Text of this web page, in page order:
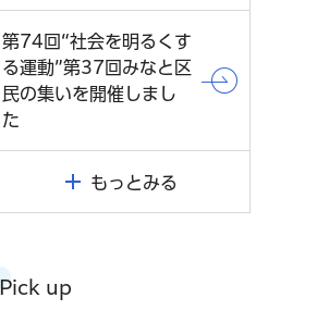
第74回“社会を明るくす
る運動”第37回みなと区
民の集いを開催しまし
た
もっとみる
Pick up